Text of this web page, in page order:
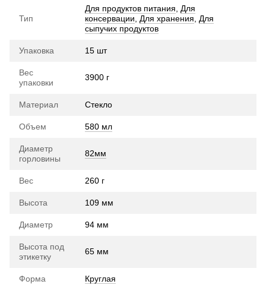
Тип
Для продуктов питания
Для
консервации
Для хранения
Для
сыпучих продуктов
Упаковка 15 шт
Вес
упаковки
3900 г
Материал Стекло
Объем 580 мл
Диаметр
горловины
82мм
Вес 260 г
Высота 109 мм
Диаметр 94 мм
Высота под
этикетку
65 мм
Форма Круглая